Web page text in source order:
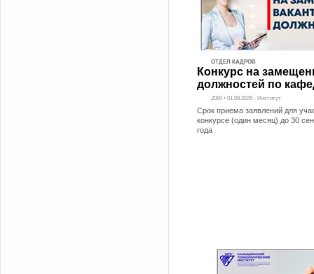
ОТДЕЛ КАДРОВ
Конкурс на
должностей по
2090 • 01.09.2025 - Институт
Срок приема заявлений для
конкурсе (один месяц) до 30
года